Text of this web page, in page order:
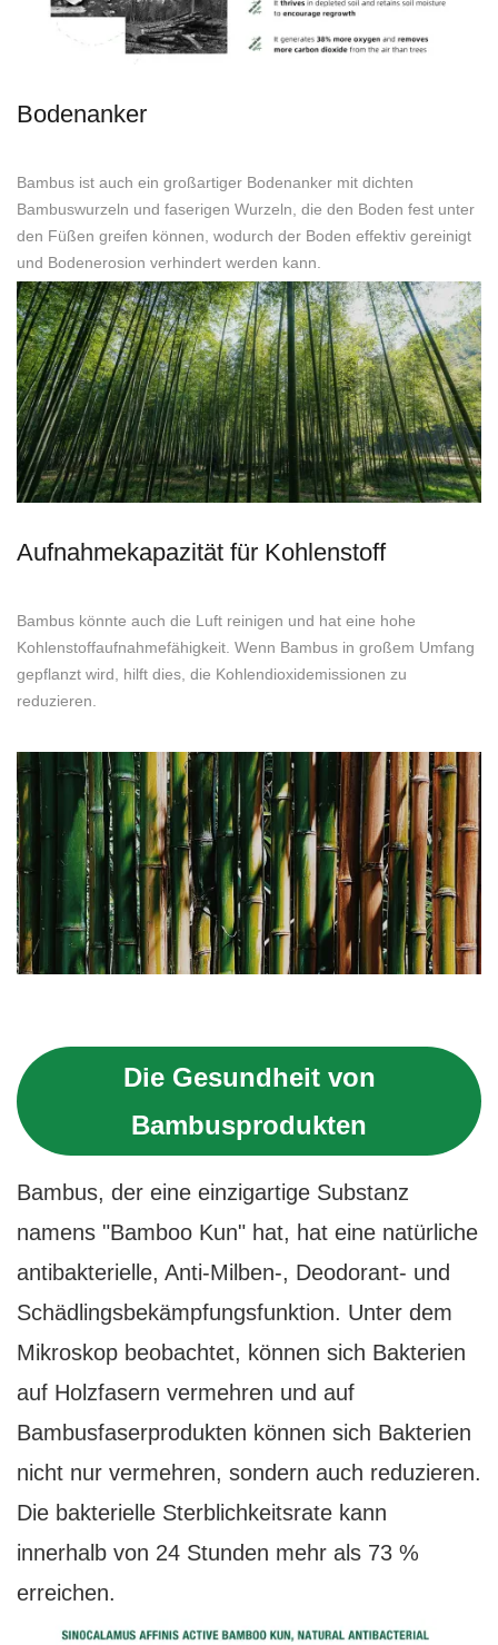
Bodenanker
Bambus ist auch ein großartiger Bodenanker mit dichten
Bambuswurzeln und faserigen Wurzeln, die den Boden fest unter
den Füßen greifen können, wodurch der Boden effektiv gereinigt
und Bodenerosion verhindert werden kann.
Aufnahmekapazität für Kohlenstoff
Bambus könnte auch die Luft reinigen und hat eine hohe
Kohlenstoffaufnahmefähigkeit. Wenn Bambus in großem Umfang
gepflanzt wird, hilft dies, die Kohlendioxidemissionen zu
reduzieren.
Die Gesundheit von
Bambusprodukten
Bambus, der eine einzigartige Substanz
namens "Bamboo Kun" hat, hat eine natürliche
antibakterielle, Anti-Milben-, Deodorant- und
Schädlingsbekämpfungsfunktion. Unter dem
Mikroskop beobachtet, können sich Bakterien
auf Holzfasern vermehren und auf
Bambusfaserprodukten können sich Bakterien
nicht nur vermehren, sondern auch reduzieren.
Die bakterielle Sterblichkeitsrate kann
innerhalb von 24 Stunden mehr als 73 %
erreichen.